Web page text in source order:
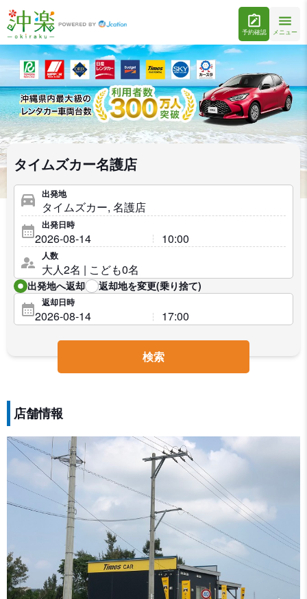
予約確認 メニュー
タイムズカー名護店
出発地
出発日時
人数
出発地へ返却 返却地を変更(乗り捨て)
返却日時
検索
店舗情報